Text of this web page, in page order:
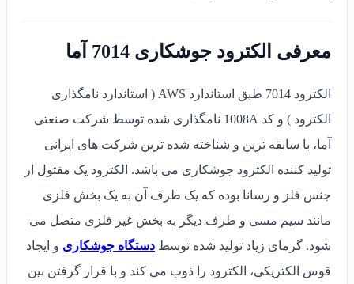
معرفی الکترود جوشکاری 7014 آما
الکترود 7014 طبق استاندارد AWS ( استاندارد نامگذاری
الکترود ) و کد 1008A نامگذاری شده توسط شرکت صنعتی
آما، با سابقه ترین و شناخته شده ترین شرکت های ایرانی
تولید کننده الکترود جوشکاری می باشد. الکترود یک مفتول از
جنس فلز و رسانا بوده که یک طرف آن به یک بخش فلزی
مانند سیم مسی و طرف دیگر به بخش غیر فلزی متصل می
شود. گرمای زیاد تولید شده توسط دستگاه جوشکاری و ایجاد
قوس الکتریکی، الکترود را ذوب می کند و با قرار گرفتن بین